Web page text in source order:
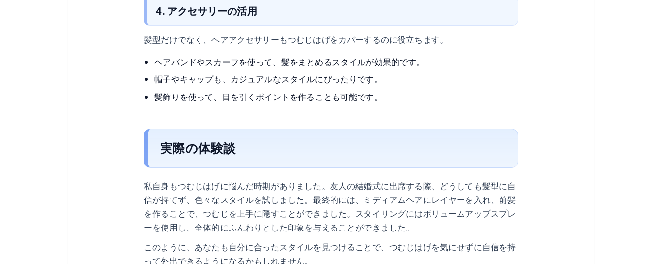
4. アクセサリーの活用
髪型だけでなく、ヘアアクセサリーもつむじはげをカバーするのに役立ちます。
ヘアバンドやスカーフを使って、髪をまとめるスタイルが効果的です。
帽子やキャップも、カジュアルなスタイルにぴったりです。
髪飾りを使って、目を引くポイントを作ることも可能です。
実際の体験談
私自身もつむじはげに悩んだ時期がありました。友人の結婚式に出席する際、どうしても髪型に自
信が持てず、色々なスタイルを試しました。最終的には、ミディアムヘアにレイヤーを入れ、前髪
を作ることで、つむじを上手に隠すことができました。スタイリングにはボリュームアップスプレ
ーを使用し、全体的にふんわりとした印象を与えることができました。
このように、あなたも自分に合ったスタイルを見つけることで、つむじはげを気にせずに自信を持
って外出できるようになるかもしれません。